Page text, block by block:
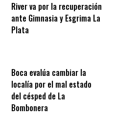
River va por la recuperación
ante Gimnasia y Esgrima La
Plata
Boca evalúa cambiar la
localía por el mal estado
del césped de La
Bombonera